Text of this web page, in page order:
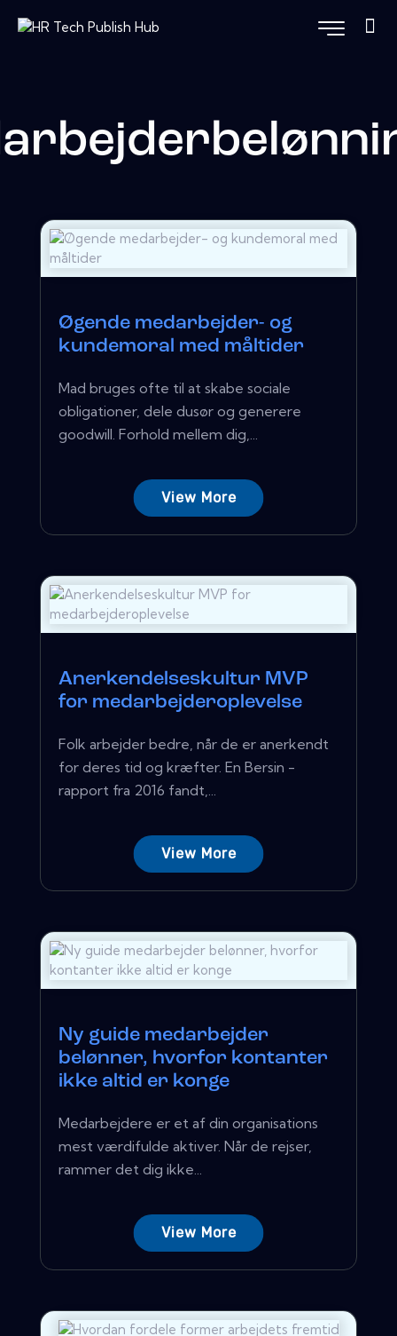
Øgende medarbejder- og
kundemoral med måltider
Mad bruges ofte til at skabe sociale
obligationer, dele dusør og generere
goodwill. Forhold mellem dig,...
View More
Anerkendelseskultur MVP
for medarbejderoplevelse
Folk arbejder bedre, når de er anerkendt
for deres tid og kræfter. En Bersin -
rapport fra 2016 fandt,...
View More
Ny guide medarbejder
belønner, hvorfor kontanter
ikke altid er konge
Medarbejdere er et af din organisations
mest værdifulde aktiver. Når de rejser,
rammer det dig ikke...
View More